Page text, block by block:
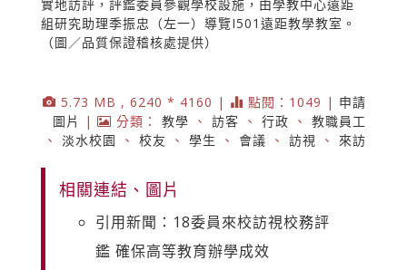
實地訪評，評鑑委員參觀學校設施，由學教中心遠距
組研究助理季振忠（左一）導覽I501遠距教學教室。
（圖／品質保證稽核處提供）
5.73 MB , 6240 * 4160 | 點閱：1049 | 申請
圖片
| 分類： 教學 、 訪客 、 行政 、 教職員工
、 淡水校園 、 校友 、 學生 、 會議 、 訪視 、 來訪
相關連結、圖片
引用新聞：18委員來校訪視校務評
鑑 確保高等教育辦學成效